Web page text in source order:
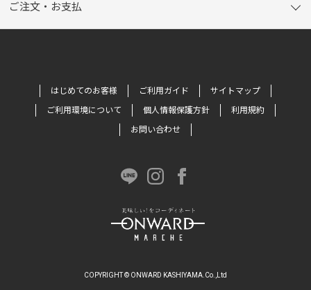
ご注文・お支払
はじめてのお客様 ご利用ガイド
サイトマップ
ご利用環境について
個人情報保護方針
利用規約
お問い合わせ
COPYRIGHT © ONWARD KASHIYAMA.Co.,Ltd